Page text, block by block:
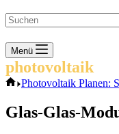
Keine
Ergebnisse
Menü
photovoltaik
Start
Photovoltaik Planen:
Glas-Glas-